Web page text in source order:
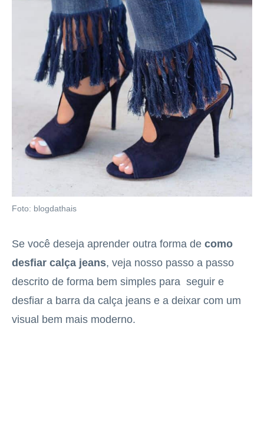
Foto: blogdathais
Se você deseja aprender outra forma de como
desfiar calça jeans, veja nosso passo a passo
descrito de forma bem simples para seguir e
desfiar a barra da calça jeans e a deixar com um
visual bem mais moderno.